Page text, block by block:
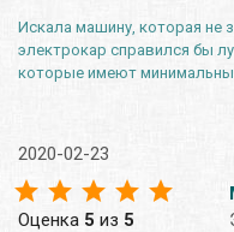
Искала машину, которая не
электрокар справился бы
которые имеют
2020-02-23
Оценка 5 из 5